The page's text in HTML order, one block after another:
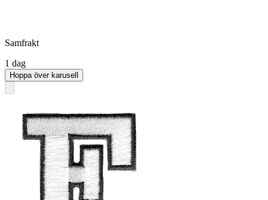
Samfrakt
1 dag
Hoppa över karusell